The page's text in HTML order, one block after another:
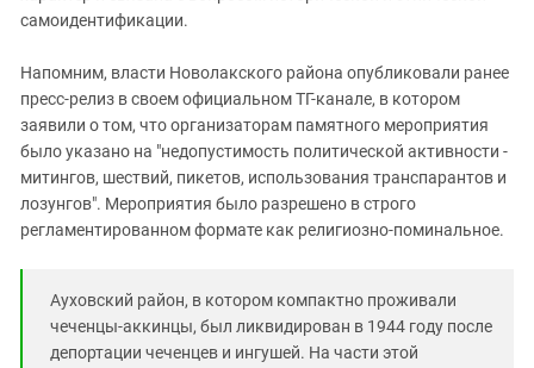
самоидентификации.
Напомним, власти Новолакского района опубликовали ранее
пресс-релиз в своем официальном ТГ-канале, в котором
заявили о том, что организаторам памятного мероприятия
было указано на "недопустимость политической активности -
митингов, шествий, пикетов, использования транспарантов и
лозунгов". Мероприятия было разрешено в строго
регламентированном формате как религиозно-поминальное.
Ауховский район, в котором компактно проживали
чеченцы-аккинцы, был ликвидирован в 1944 году после
депортации чеченцев и ингушей. На части этой